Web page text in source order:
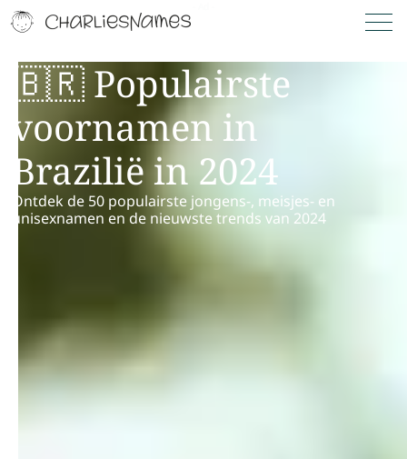
🇧🇷 Populairste
voornamen in
Brazilië in 2024
Ontdek de 50 populairste jongens-, meisjes- en
unisexnamen en de nieuwste trends van 2024